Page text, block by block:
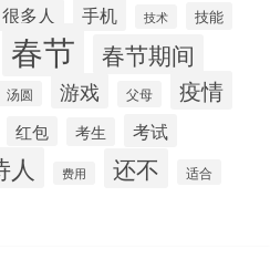
很多人 手机 技术 技能
春节 春节期间
汤圆 游戏 父母 疫情
红包 考生 考试
人 费用 还不 适合